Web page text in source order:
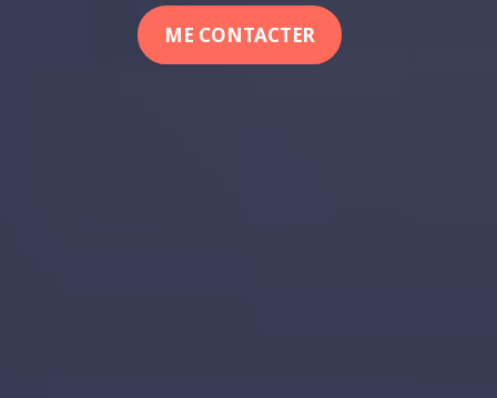
ME CONTACTER